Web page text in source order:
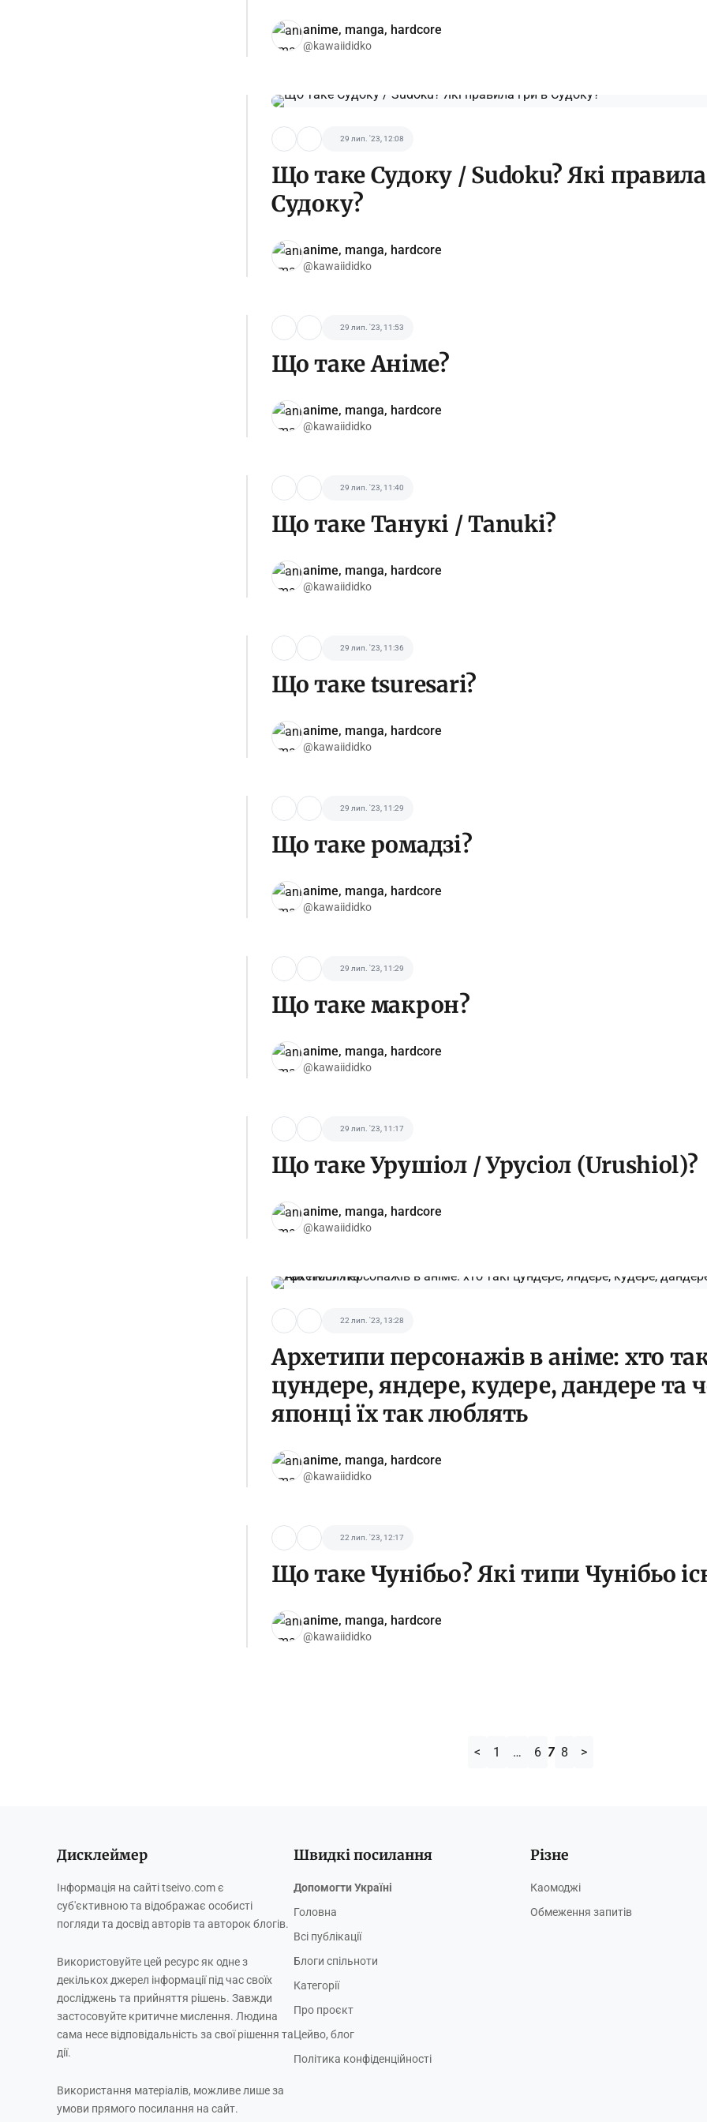
anime, manga, hardcore
@kawaiididko
29 лип. '23, 12:08
Що таке Судоку / Sudoku? Які
Судоку?
anime, manga, hardcore
@kawaiididko
29 лип. '23, 11:53
Що таке Аніме?
anime, manga, hardcore
@kawaiididko
29 лип. '23, 11:40
Що таке Танукі / Tanuki?
anime, manga, hardcore
@kawaiididko
29 лип. '23, 11:36
Що таке tsuresari?
anime, manga, hardcore
@kawaiididko
29 лип. '23, 11:29
Що таке ромадзі?
anime, manga, hardcore
@kawaiididko
29 лип. '23, 11:29
Що таке макрон?
anime, manga, hardcore
@kawaiididko
29 лип. '23, 11:17
Що таке Урушіол / Урусіол (Urushiol)?
anime, manga, hardcore
@kawaiididko
22 лип. '23, 13:28
Архетипи персонажів в аніме: хто
цундере, яндере, кудере, дандере та
японці їх так люблять
anime, manga, hardcore
@kawaiididko
22 лип. '23, 12:17
Що таке Чунібьо? Які типи Чунібьо
anime, manga, hardcore
@kawaiididko
< 1 … 6 7 8 >
Дисклеймер
Інформація на сайті tseivo.com є
суб'єктивною та відображає особисті
погляди та досвід авторів та авторок блогів.
Використовуйте цей ресурс як одне з
декількох джерел інформації під час своїх
досліджень та прийняття рішень. Завжди
застосовуйте критичне мислення. Людина
сама несе відповідальність за свої рішення та
дії.
Використання матеріалів, можливе лише за
умови прямого посилання на сайт.
Швидкі посилання
Допомогти Україні
Головна
Всі публікації
Блоги спільноти
Категорії
Про проєкт
Цейво, блог
Політика конфіденційності
Різне
Каомоджі
Обмеження запитів